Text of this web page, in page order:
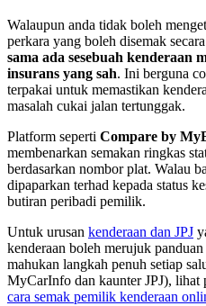
Walaupun anda tidak boleh
perkara yang boleh disemak
sama ada sesebuah kenderaan
insurans yang sah. Ini berguna
terpakai untuk memastikan
masalah cukai jalan tertunggak.
Platform seperti Compare by
membenarkan semakan ringkas
berdasarkan nombor plat. Walau
dipaparkan terhad kepada status
butiran peribadi pemilik.
Untuk urusan kenderaan dan JPJ
kenderaan boleh merujuk
mahukan langkah penuh setiap
MyCarInfo dan kaunter JPJ), lihat
cara semak pemilik kenderaan